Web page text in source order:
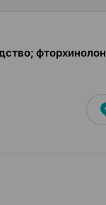
фторхинолон